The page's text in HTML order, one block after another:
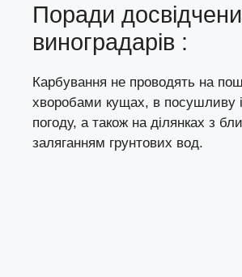
Поради
виноградарів :
Карбування не проводять на
хворобами кущах, в посушливу
погоду, а також на ділянках з
заляганням грунтових вод.